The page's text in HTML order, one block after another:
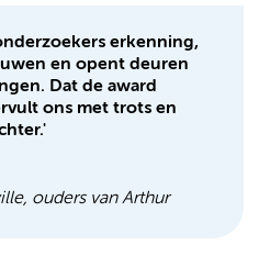
erkenning,
en opent deuren
Dat de award
ons met trots en
ouders van Arthur